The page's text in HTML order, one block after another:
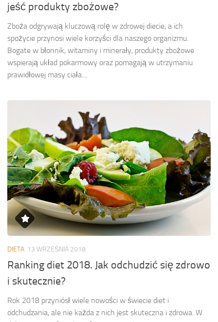
jeść produkty zbożowe?
Zboża odgrywają kluczową rolę w zdrowej diecie, a ich
spożycie przynosi wiele korzyści dla naszego organizmu.
Bogate w błonnik, witaminy i minerały, produkty zbożowe
wspierają układ pokarmowy oraz pomagają w utrzymaniu
prawidłowej masy ciała....
DIETA 13 WRZEŚNIA 2018
Ranking diet 2018. Jak odchudzić się zdrowo
i skutecznie?
Rok 2018 przyniósł wiele nowości w świecie diet i
odchudzania, ale nie każda z nich jest skuteczna i zdrowa. W